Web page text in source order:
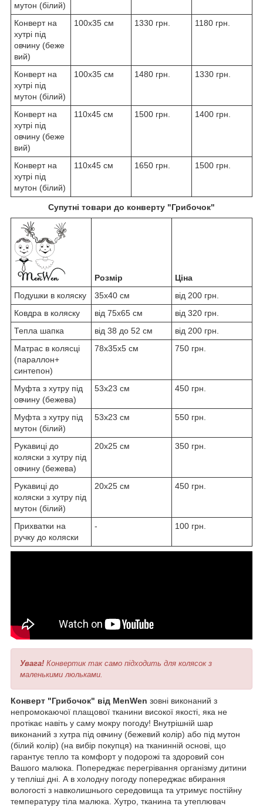
мутон (білий)
Конверт на
хутрі під
овчину (беже
вий)
100x35 см 1330 грн. 1180 грн.
Конверт на
хутрі під
мутон (білий)
100x35 см 1480 грн. 1330 грн.
Конверт на
хутрі під
овчину (беже
вий)
110x45 см 1500 грн. 1400 грн.
Конверт на
хутрі під
мутон (білий)
110x45 см 1650 грн. 1500 грн.
Супутні товари до конверту "Грибочок"
Розмір
Ціна
Подушки в коляску
35x40 см
від 200 грн.
Ковдра в коляску
від 75x65 см
від 320 грн.
Тепла шапка
від 38 до 52 см
від 200 грн.
Матрас в колясці
(параллон+
синтепон)
78x35x5 см 750 грн.
Муфта з хутру під
овчину (бежева)
53х23 см 450 грн.
Муфта з хутру під
мутон (білий)
53х23 см 550 грн.
Рукавиці до
коляски з хутру під
овчину (бежева)
20х25 см 350 грн.
Рукавиці до
коляски з хутру під
мутон (білий)
20х25 см 450 грн.
Прихватки на
ручку до коляски
- 100 грн.
Увага! Конвертик так само підходить для колясок з
маленькими люльками.
Конверт "Грибочок" від MenWen зовні виконаний з
непромокаючої плащової тканини високої якості, яка не
протікає навіть у саму мокру погоду! Внутрішній шар
виконаний з хутра під овчину (бежевий колір) або під мутон
(білий колір) (на вибір покупця) на тканинній основі, що
гарантує тепло та комфорт у подорожі та здоровий сон
Вашого малюка. Попереджає перегрівання організму дитини
у тепліші дні. А в холодну погоду попереджає вбирання
вологості з навколишнього середовища та утримує постійну
температуру тіла малюка. Хутро, тканина та утеплювач